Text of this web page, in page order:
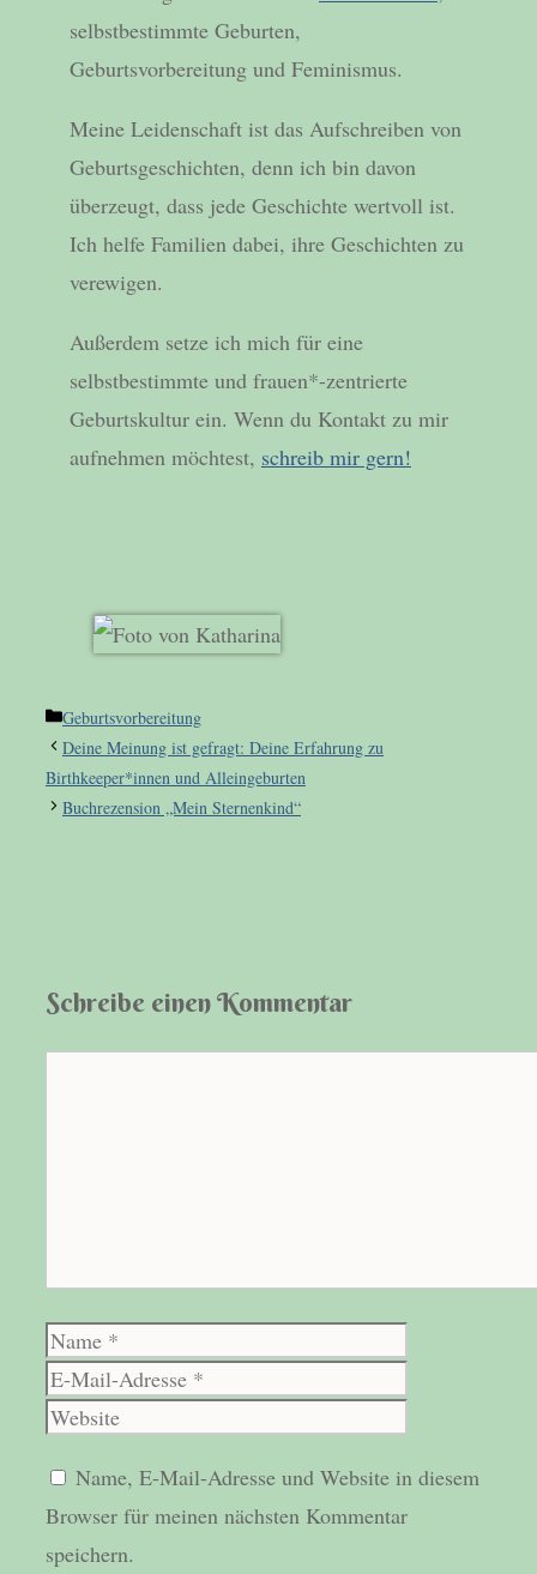
selbstbestimmte Geburten,
Geburtsvorbereitung und Feminismus.
Meine Leidenschaft ist das Aufschreiben von
Geburtsgeschichten, denn ich bin davon
überzeugt, dass jede Geschichte wertvoll ist.
Ich helfe Familien dabei, ihre Geschichten zu
verewigen.
Außerdem setze ich mich für eine
selbstbestimmte und frauen*-zentrierte
Geburtskultur ein. Wenn du Kontakt zu mir
aufnehmen möchtest, schreib mir gern!
Kategorien
Geburtsvorbereitung
Deine Meinung ist gefragt: Deine Erfahrung zu
Birthkeeper*innen und Alleingeburten
Buchrezension „Mein Sternenkind“
Schreibe einen Kommentar
Name
Name, E-Mail-Adresse und Website in diesem
Browser für meinen nächsten Kommentar
speichern.